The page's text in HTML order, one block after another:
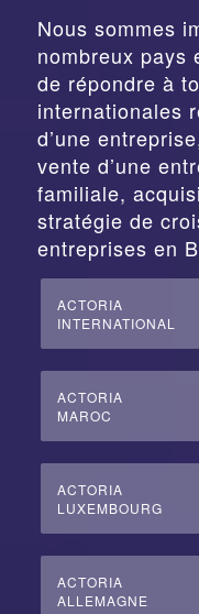
Nous sommes
nombreux pays
de répondre à
internationales
d’une
vente d’une
familiale,
stratégie de
entreprises en
ACTORIA
INTERNATIONAL
ACTORIA
MAROC
ACTORIA
LUXEMBOURG
ACTORIA
ALLEMAGNE